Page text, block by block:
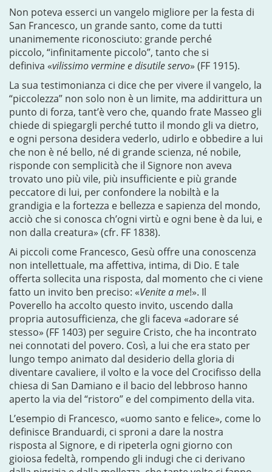
Non poteva esserci un vangelo migliore per la festa di
San Francesco, un grande santo, come da tutti
unanimemente riconosciuto: grande perché
piccolo, “infinitamente piccolo”, tanto che si
definiva «vilissimo vermine e disutile servo» (FF 1915).
La sua testimonianza ci dice che per vivere il vangelo, la
“piccolezza” non solo non è un limite, ma addirittura un
punto di forza, tant’è vero che, quando frate Masseo gli
chiede di spiegargli perché tutto il mondo gli va dietro,
e ogni persona desidera vederlo, udirlo e obbedire a lui
che non è né bello, né di grande scienza, né nobile,
risponde con semplicità che il Signore non aveva
trovato uno più vile, più insufficiente e più grande
peccatore di lui, per confondere la nobiltà e la
grandigia e la fortezza e bellezza e sapienza del mondo,
acciò che si conosca ch’ogni virtù e ogni bene è da lui, e
non dalla creatura» (cfr. FF 1838).
Ai piccoli come Francesco, Gesù offre una conoscenza
non intellettuale, ma affettiva, intima, di Dio. E tale
offerta sollecita una risposta, dal momento che ci viene
fatto un invito ben preciso: «Venite a me!». Il
Poverello ha accolto questo invito, uscendo dalla
propria autosufficienza, che gli faceva «adorare sé
stesso» (FF 1403) per seguire Cristo, che ha incontrato
nei connotati del povero. Così, a lui che era stato per
lungo tempo animato dal desiderio della gloria di
diventare cavaliere, il volto e la voce del Crocifisso della
chiesa di San Damiano e il bacio del lebbroso hanno
aperto la via del “ristoro” e del compimento della vita.
L’esempio di Francesco, «uomo santo e felice», come lo
definisce Branduardi, ci sproni a dare la nostra
risposta al Signore, e di ripeterla ogni giorno con
gioiosa fedeltà, rompendo gli indugi che ci derivano